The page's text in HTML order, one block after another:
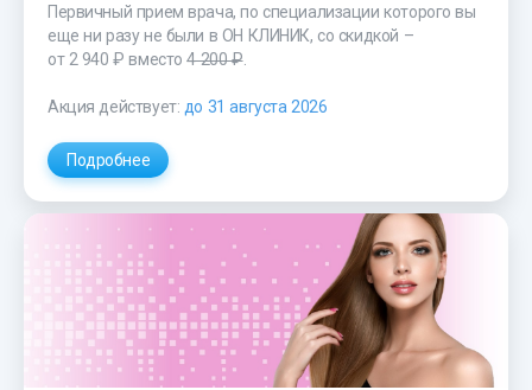
Первичный прием врача, по специализации которого вы
еще ни разу не были в ОН КЛИНИК, со скидкой –
от 2 940 ₽ вместо4 200 ₽.
Акция действует: до 31 августа 2026
Подробнее